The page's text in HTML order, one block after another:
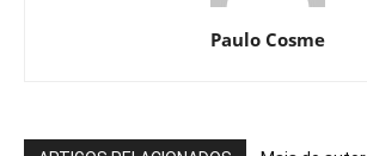
Paulo Cosme